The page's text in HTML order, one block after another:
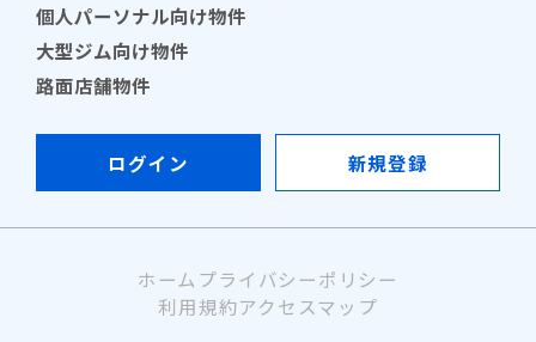
個人パーソナル向け物件
大型ジム向け物件
路面店舗物件
ログイン 新規登録
ホーム プライバシーポリシー
利用規約アクセスマップ